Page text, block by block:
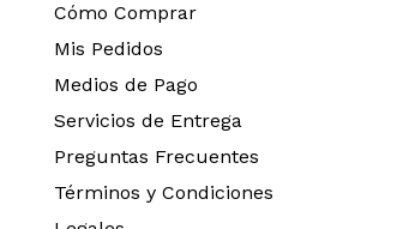
Cómo Comprar
Mis Pedidos
Medios de Pago
Servicios de Entrega
Preguntas Frecuentes
Términos y Condiciones